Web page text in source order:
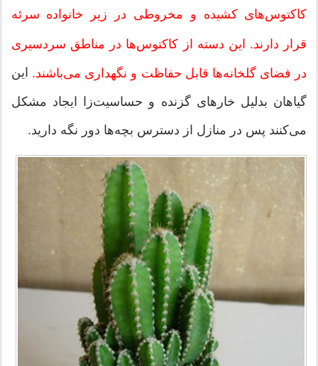
کاکتوس‌های کشیده و مخروطی در زیر خانواده سرئه
قرار دارند. این دسته از کاکتوس‌ها در مناطق سردسیری
در فضای گلخانه‌ها قابل حفاظت و نگهداری می‌باشند. این
گیاهان بدلیل خارهای گزنده و حساسیت‌زا ایجاد مشکل
می‌کنند پس در منازل از دسترس بچه‌ها دور نگه دارید.